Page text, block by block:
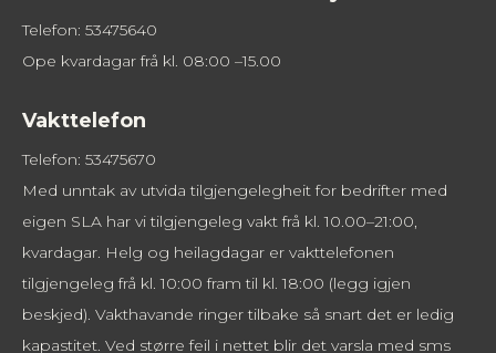
Telefon: 53475640
Ope kvardagar frå kl. 08:00 –15.00
Vakttelefon
Telefon: 53475670
Med unntak av utvida tilgjengelegheit for bedrifter med
eigen SLA har vi tilgjengeleg vakt frå kl. 10.00–21:00,
kvardagar. Helg og heilagdagar er vakttelefonen
tilgjengeleg frå kl. 10:00 fram til kl. 18:00 (legg igjen
beskjed). Vakthavande ringer tilbake så snart det er ledig
kapastitet. Ved større feil i nettet blir det varsla med sms